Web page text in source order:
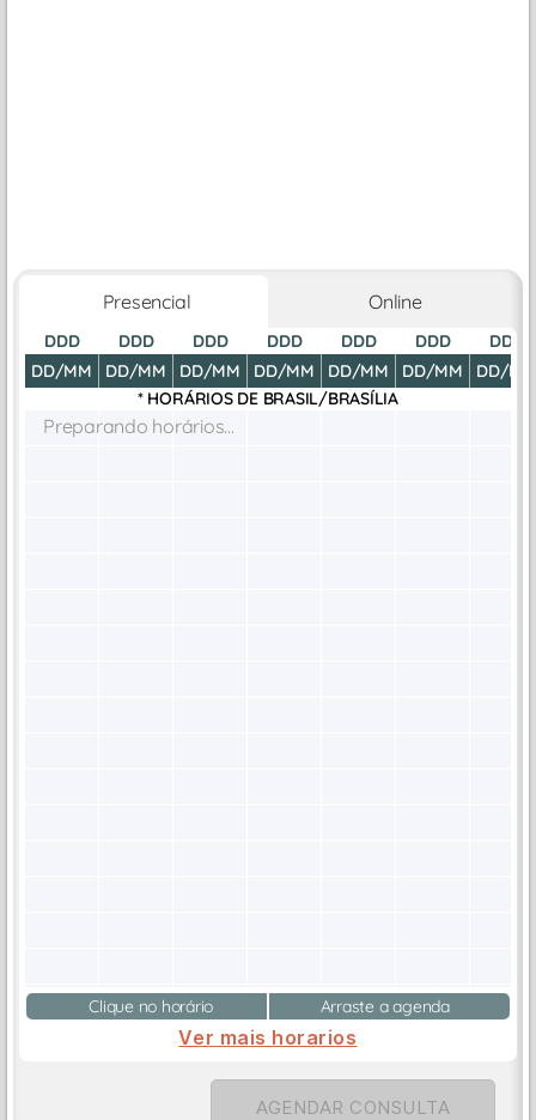
Presencial Online
DDD
DD/MM
DDD
DD/MM
DDD
DD/MM
DDD
DD/MM
DDD
DD/MM
DDD
DD/MM
DDD
DD/MM
* HORÁRIOS DE BRASIL/BRASÍLIA
Preparando horários...
Clique no horário Arraste a agenda
Ver mais horarios
AGENDAR CONSULTA